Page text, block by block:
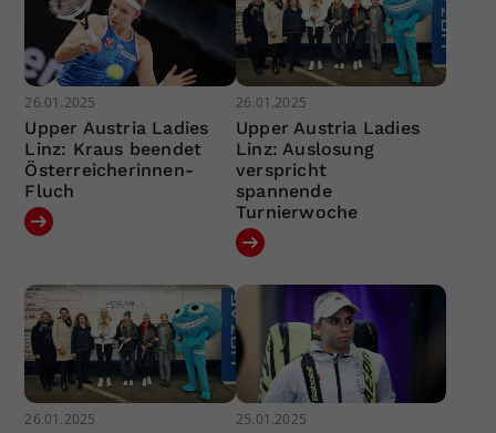
26.01.2025
Upper Austria Ladies
Linz: Kraus beendet
Österreicherinnen-
Fluch
26.01.2025
Upper Austria Ladies
Linz: Auslosung
verspricht
spannende
Turnierwoche
26.01.2025 25.01.2025